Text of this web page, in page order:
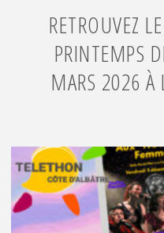
RETROUVEZ
PRINTEMPS
MARS 2026 À